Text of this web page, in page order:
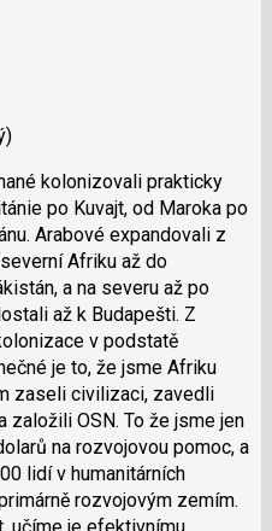
kolonizovali prakticky
po Kuvajt, od Maroka po
Arabové expandovali z
Afriku až do
a na severu až po
až k Budapešti. Z
v podstatě
je to, že jsme Afriku
zaseli civilizaci, zavedli
založili OSN. To že jsme jen
na rozvojovou pomoc, a
lidí v humanitárních
rozvojovým zemím.